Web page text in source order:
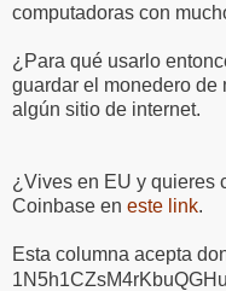
computadoras con
¿Para qué usarlo
guardar el monedero de
algún sitio de internet.
¿Vives en EU y quieres
Coinbase en este link.
Esta columna acepta